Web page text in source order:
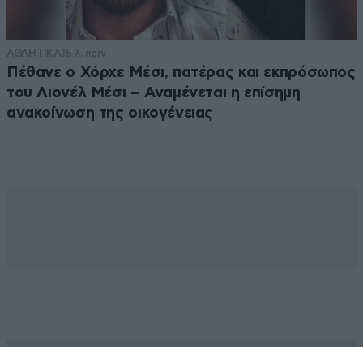
ΑΘΛΗΤΙΚΑ15 λ. πριν
Πέθανε ο Χόρχε Μέσι, πατέρας και εκπρόσωπος
του Λιονέλ Μέσι – Αναμένεται η επίσημη
ανακοίνωση της οικογένειας